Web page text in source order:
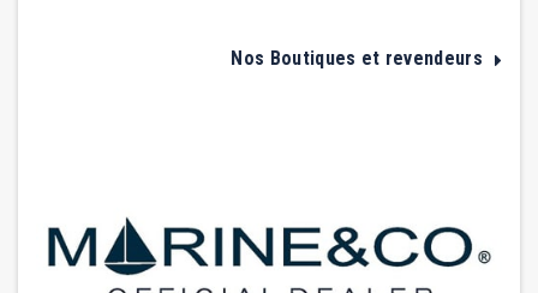
Nos Boutiques et revendeurs